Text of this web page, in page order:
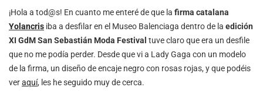
¡Hola a tod@s! En cuanto me enteré de que la firma catalana
Yolancris iba a desfilar en el Museo Balenciaga dentro de la edición
XI GdM San Sebastián Moda Festival tuve claro que era un desfile
que no me podía perder. Desde que vi a Lady Gaga con un modelo
de la firma, un diseño de encaje negro con rosas rojas, y que podéis
veraquí, les he seguido muy de cerca.